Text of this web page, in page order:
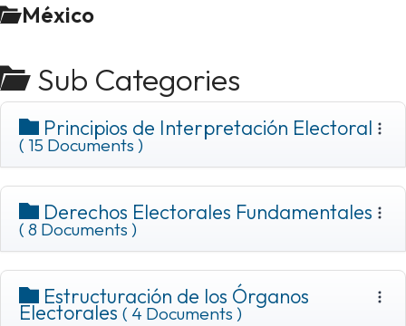
México
Sub Categories
Principios de Interpretación Electoral
( 15 Documents )
Derechos Electorales Fundamentales
( 8 Documents )
Estructuración de los Órganos
Electorales ( 4 Documents )